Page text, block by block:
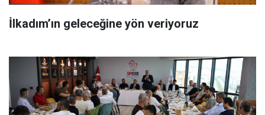
İlkadım’ın geleceğine yön veriyoruz